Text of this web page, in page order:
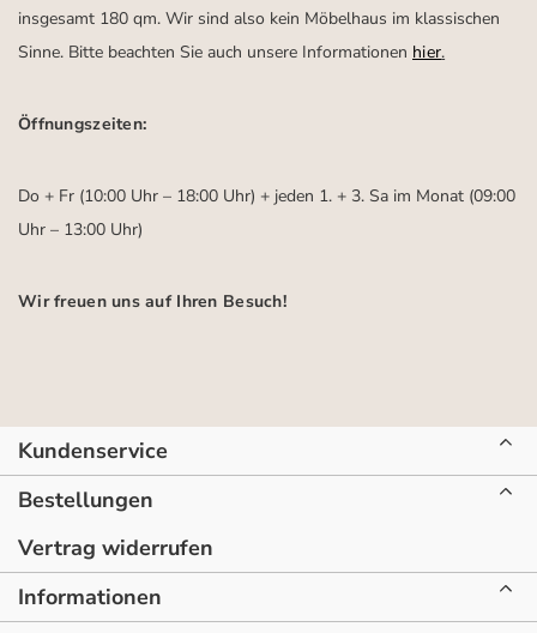
insgesamt 180 qm. Wir sind also kein Möbelhaus im klassischen
Sinne. Bitte beachten Sie auch unsere Informationen hier.
Öffnungszeiten:
Do + Fr (10:00 Uhr – 18:00 Uhr) + jeden 1. + 3. Sa im Monat (09:00
Uhr – 13:00 Uhr)
Wir freuen uns auf Ihren Besuch!
Kundenservice
Bestellungen
Vertrag widerrufen
Informationen